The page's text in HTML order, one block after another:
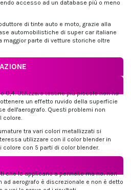
accesso ad un database più o meno
di tinte auto e moto, grazie alla
automobilistiche di super car italiane
parte di vetture storiche oltre
0,4. Utilizzare testine più piccole non ha
un effetto ruvido della superficie
dell'aerografo. Questi problemi non
colore.
tra vari colori metallizzati si
utilizzare con il color blender in
colore con 5 parti di color blender.
che lo applicano a pennello ma noi non
aerografo è discrezionale e non è detto